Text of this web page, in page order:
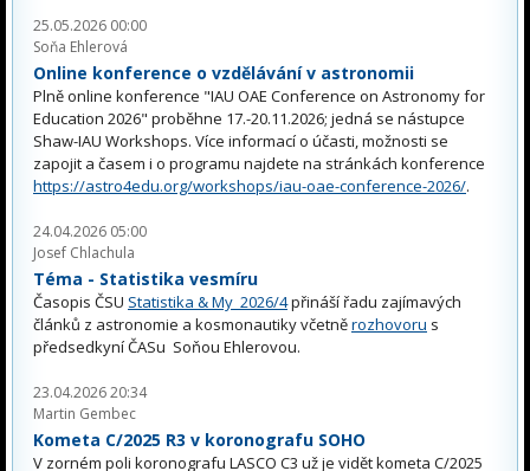
25.05.2026 00:00
Soňa Ehlerová
Online konference o vzdělávání v astronomii
Plně online konference "IAU OAE Conference on Astronomy for
Education 2026" proběhne 17.-20.11.2026; jedná se nástupce
Shaw-IAU Workshops. Více informací o účasti, možnosti se
zapojit a časem i o programu najdete na stránkách konference
https://astro4edu.org/workshops/iau-oae-conference-2026/.
24.04.2026 05:00
Josef Chlachula
Téma - Statistika vesmíru
Časopis ČSU Statistika & My 2026/4přináší řadu zajímavých
článků z astronomie a kosmonautiky včetněrozhovoru s
předsedkyní ČASu Soňou Ehlerovou.
23.04.2026 20:34
Martin Gembec
Kometa C/2025 R3 v koronografu SOHO
V zorném poli koronografu LASCO C3 už je vidět kometa C/2025